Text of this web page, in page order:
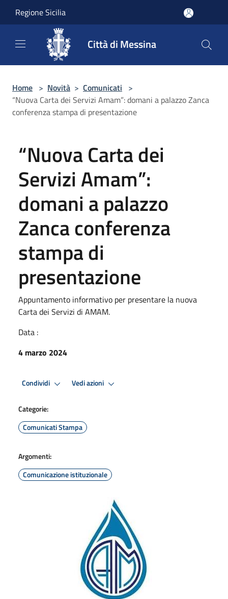
Regione Sicilia
Città di Messina
Home > Novità > Comunicati >
“Nuova Carta dei Servizi Amam”: domani a palazzo Zanca
conferenza stampa di presentazione
“Nuova Carta dei
Servizi Amam”:
domani a palazzo
Zanca conferenza
stampa di
presentazione
Appuntamento informativo per presentare la nuova
Carta dei Servizi di AMAM.
Data :
4 marzo 2024
Condividi Vedi azioni
Categorie:
Comunicati Stampa
Argomenti:
Comunicazione istituzionale